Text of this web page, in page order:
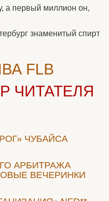
а первый миллион он,
знаменитый спирт
FLB
ЧИТАТЕЛЯ
ЧУБАЙСА
АРБИТРАЖА
ВЕЧЕРИНКИ